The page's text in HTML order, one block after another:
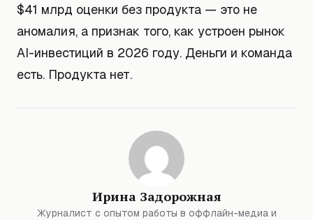
$41 млрд оценки без продукта — это не
аномалия, а признак того, как устроен рынок
AI-инвестиций в 2026 году. Деньги и команда
есть. Продукта нет.
Ирина Задорожная
Журналист с опытом работы в оффлайн-медиа и